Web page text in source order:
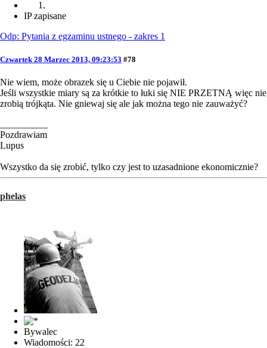
IP zapisane
Odp: Pytania z egzaminu ustnego - zakres 1
Czwartek 28 Marzec 2013, 09:23:53 #78
Nie wiem, może obrazek się u Ciebie nie pojawił.
Jeśli wszystkie miary są za krótkie to łuki się NIE PRZETNĄ więc nie
zrobią trójkąta. Nie gniewaj się ale jak można tego nie zauważyć?
Pozdrawiam
Lupus
Wszystko da się zrobić, tylko czy jest to uzasadnione ekonomicznie?
phelas
Bywalec
Wiadomości: 22